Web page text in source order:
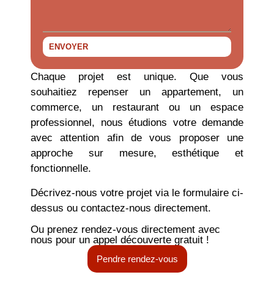
ENVOYER
Chaque projet est unique. Que vous
souhaitiez repenser un appartement, un
commerce, un restaurant ou un espace
professionnel, nous étudions votre demande
avec attention afin de vous proposer une
approche sur mesure, esthétique et
fonctionnelle.
Décrivez-nous votre projet via le formulaire ci-
dessus ou contactez-nous directement.
Ou prenez rendez-vous directement avec
nous pour un appel découverte gratuit !
Pendre rendez-vous